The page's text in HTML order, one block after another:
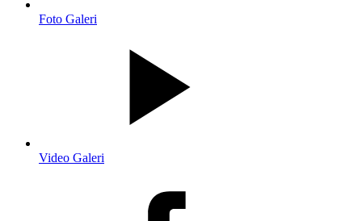
Foto Galeri
Video Galeri